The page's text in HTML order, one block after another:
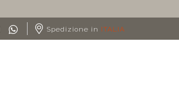
Spedizione in ITALIA